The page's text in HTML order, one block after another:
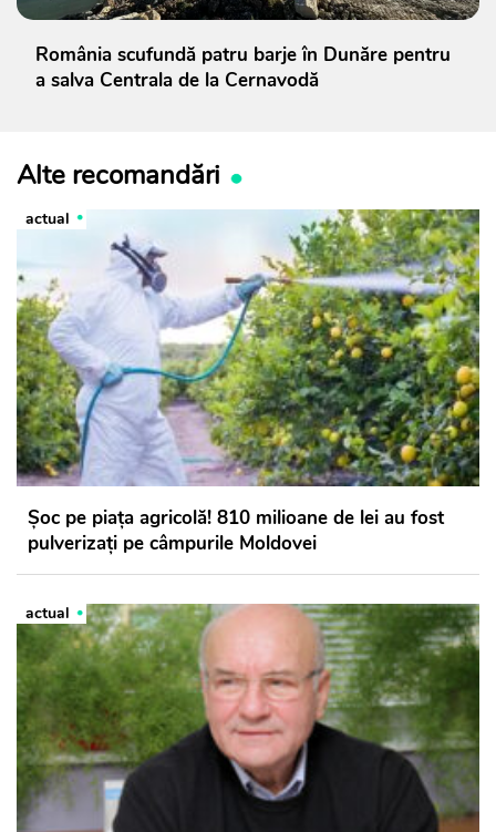
România scufundă patru barje în Dunăre pentru
a salva Centrala de la Cernavodă
Alte recomandări
actual
Șoc pe piața agricolă! 810 milioane de lei au fost
pulverizați pe câmpurile Moldovei
actual